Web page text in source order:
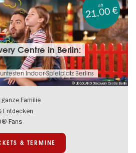
© LEGOLAND Discovery Centre Berlin
Centre in Berlin:
Indoor-Spielplatz Berlins
ab
21,00 €
ganze Familie
Entdecken
Fans
& TERMINE